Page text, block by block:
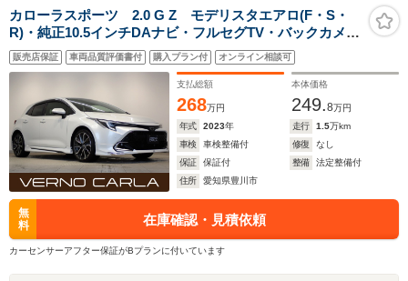
カローラスポーツ 2.0 G Z モデリスタエアロ(F・S・
R)・純正10.5インチDAナビ・フルセグTV・バックカメ
ラ・トヨタセーフティS・障害物センサー・シートヒータ
ー・BSM・LED・スマートキー・純正AW・ETC2.0・ド
販売店保証 車両品質評価書付 購入プラン付 オンライン相談可
支払総額
268万円
本体価格
249.8万円
年式
2023年 走行 1.5万km
車検
車検整備付 修復
なし
保証
保証付 整備
法定整備付
住所
愛知県豊川市
無
料
在庫確認・見積依頼
カーセンサーアフター保証がBプランに付いています